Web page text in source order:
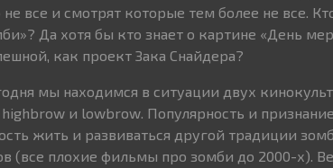
все и смотрят которые тем более не все.
Да хотя бы кто знает о картине «День
как проект Зака Снайдера?
мы находимся в ситуации двух
и lowbrow. Популярность и
жить и развиваться другой традиции
(все плохие фильмы про зомби до 2000-х).